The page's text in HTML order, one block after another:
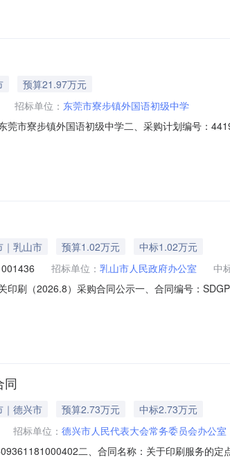
预算21.97万元
招标单位： 东莞市寮步镇外国语初级中学
莞市寮步镇外国语初级中学二、采购计划编号：
印刷服务,其他印刷服务,其他印刷服务,其他印刷
寮步镇外国语初级中学发布时间：2026-08-
｜乳山市 预算1.02万元
中标1.02万元
招标单位： 乳山市人民政府办公室 中
印刷（2026.8）采购合同公示一、合同编号：
胜利街88号联系方式：13563193498六、合同主
同
｜德兴市 预算2.73万元
中标2.73万元
招标单位： 德兴市人民代表大会常务委员会办公室
二、合同名称：关于印刷服务的